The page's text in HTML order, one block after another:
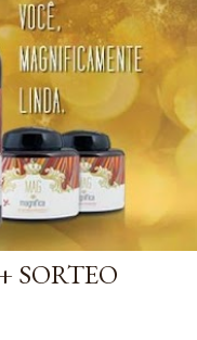
SORTEO